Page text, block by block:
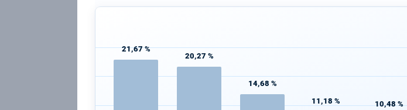
21,67 %
20,27 %
14,68 %
11,18 % 10,48 %